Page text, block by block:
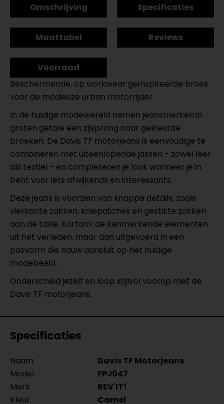
Omschrijving Specificaties
Maattabel Reviews
Voorraad
Beschermende, op workwear geïnspireerde broek
voor de modieuze urban motorrijder.
In de huidige modewereld nemen jeansmerken in
groten getale een zijsprong naar gekleurde
broeken. De Davis TF motorjeans is eenvoudige te
combineren met uiteenlopende jassen - zowel leer
als textiel - en completeren je look wanneer je in
bent voor iets afwijkends en interessants.
Deze jeans is voorzien van knappe details, zoals
vierkante zakken, kniepatches en gestikte zakken
aan de taille. Kortom: de kenmerkende elementen
uit het verleden, maar dan uitgevoerd in een
pasvorm die nauw aansluit op het huidige
modebeeld.
Onderscheid jezelf en loop stijlvol voorop met de
Davis TF motorjeans.
Specificaties
Naam
Davis TF Motorjeans
Model
FPJ047
Merk
REV'IT!
Kleur
Camel